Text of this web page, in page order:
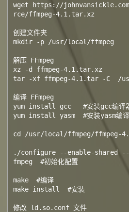
wget https://
rce/ffmpeg-4.1.tar.xz
创建文件夹
mkdir -p /usr/local/ffmpeg
解压 FFmpeg
xz -d ffmpeg-4.1.tar.xz
tar -xf ffmpeg-4.1.tar -C  /
编译 FFmpeg
yum install gcc   #安装gcc编译
yum install yasm  #安装yasm编
cd /usr/local/ffmpeg/ffmpeg-
./configure --enable-shared
fmpeg  #初始化配置
make  #编译
make install  #安装
修改 ld.so.conf 文件